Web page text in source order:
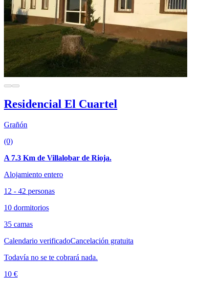
Residencial El Cuartel
Grañón
(0)
A 7.3 Km de Villalobar de Rioja.
Alojamiento entero
12 - 42 personas
10 dormitorios
35 camas
Calendario verificadoCancelación gratuita
Todavía no se te cobrará nada.
10 €